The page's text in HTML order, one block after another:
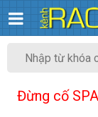
Đừng cố